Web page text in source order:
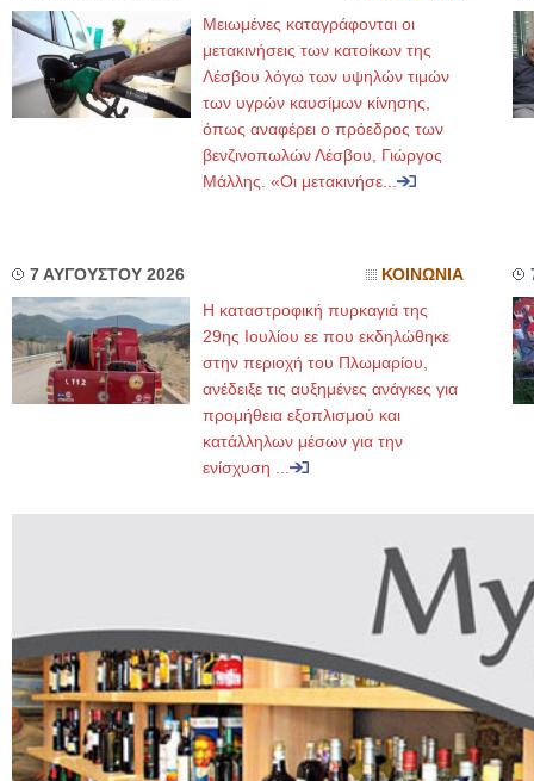
Μειωμένες καταγράφονται οι
μετακινήσεις των κατοίκων της
Λέσβου λόγω των υψηλών τιμών
των υγρών καυσίμων κίνησης,
όπως αναφέρει ο πρόεδρος των
βενζινοπωλών Λέσβου, Γιώργος
Μάλλης. «Οι μετακινήσε...
7 ΑΥΓΟΥΣΤΟΥ 2026 ΚΟΙΝΩΝΙΑ
Η καταστροφική πυρκαγιά της
29ης Ιουλίου εε που εκδηλώθηκε
στην περιοχή του Πλωμαρίου,
ανέδειξε τις αυξημένες ανάγκες για
προμήθεια εξοπλισμού και
κατάλληλων μέσων για την
ενίσχυση ...